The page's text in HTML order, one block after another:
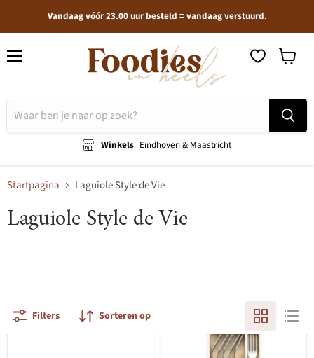
Vandaag vóór 23.00 uur besteld = vandaag verstuurd.
Winkels Eindhoven & Maastricht
Startpagina Laguiole Style de Vie
Laguiole Style de Vie
Filters Sorteren op